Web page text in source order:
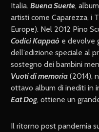
Italia.Buena Suerte,
artisti come Caparezza, i
Europe). Nel 2012 Pino
Codici Kappaò e devolve
dell’edizione speciale al
sostegno dei bambini
Vuoti di memoria (2014),
ottavo album di inediti in
Eat Dog, ottiene un
Il ritorno post pandemia